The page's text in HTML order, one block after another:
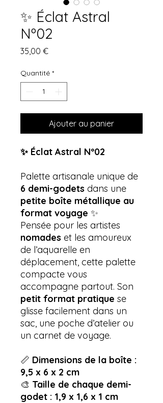
✨ Éclat Astral
Nº02
35,00 €Prix
Quantité *
Ajouter au panier
✨ Éclat Astral Nº02
Palette artisanale unique de
6 demi-godets dans une
petite boîte métallique au
format voyage ✨
Pensée pour les artistes
nomades et les amoureux
de l’aquarelle en
déplacement, cette palette
compacte vous
accompagne partout. Son
petit format pratique se
glisse facilement dans un
sac, une poche d’atelier ou
un carnet de voyage.
📏 Dimensions de la boîte :
9,5 x 6 x 2 cm
🎨 Taille de chaque demi-
godet : 1,9 x 1,6 x 1 cm